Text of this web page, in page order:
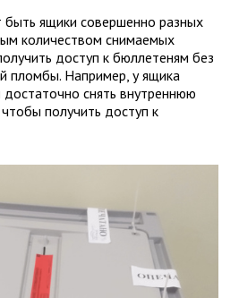
быть ящики совершенно разных
количеством снимаемых
доступ к бюллетеням без
пломбы. Например, у ящика
снять внутреннюю
получить доступ к